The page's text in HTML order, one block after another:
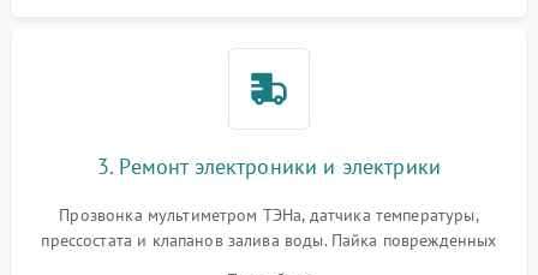
3. Ремонт электроники и электрики
Прозвонка мультиметром ТЭНа, датчика температуры,
прессостата и клапанов залива воды. Пайка поврежденных